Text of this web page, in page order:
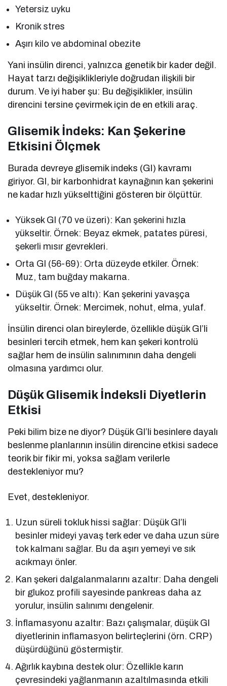
Yetersiz uyku
Kronik stres
Aşırı kilo ve abdominal obezite
Yani insülin direnci, yalnızca genetik bir kader değil.
Hayat tarzı değişiklikleriyle doğrudan ilişkili bir
durum. Ve iyi haber şu: Bu değişiklikler, insülin
direncini tersine çevirmek için de en etkili araç.
Glisemik İndeks: Kan Şekerine
Etkisini Ölçmek
Burada devreye glisemik indeks (GI) kavramı
giriyor. GI, bir karbonhidrat kaynağının kan şekerini
ne kadar hızlı yükselttiğini gösteren bir ölçüttür.
Yüksek GI (70 ve üzeri): Kan şekerini hızla
yükseltir. Örnek: Beyaz ekmek, patates püresi,
şekerli mısır gevrekleri.
Orta GI (56-69): Orta düzeyde etkiler. Örnek:
Muz, tam buğday makarna.
Düşük GI (55 ve altı): Kan şekerini yavaşça
yükseltir. Örnek: Mercimek, nohut, elma, yulaf.
İnsülin direnci olan bireylerde, özellikle düşük GI’li
besinleri tercih etmek, hem kan şekeri kontrolü
sağlar hem de insülin salınımının daha dengeli
olmasına yardımcı olur.
Düşük Glisemik İndeksli Diyetlerin
Etkisi
Peki bilim bize ne diyor? Düşük GI’li besinlere dayalı
beslenme planlarının insülin direncine etkisi sadece
teorik bir fikir mi, yoksa sağlam verilerle
destekleniyor mu?
Evet, destekleniyor.
Uzun süreli tokluk hissi sağlar: Düşük GI’li
besinler mideyi yavaş terk eder ve daha uzun süre
tok kalmanı sağlar. Bu da aşırı yemeyi ve sık
acıkmayı önler.
Kan şekeri dalgalanmalarını azaltır: Daha dengeli
bir glukoz profili sayesinde pankreas daha az
yorulur, insülin salınımı dengelenir.
İnflamasyonu azaltır: Bazı çalışmalar, düşük GI
diyetlerinin inflamasyon belirteçlerini (örn. CRP)
düşürdüğünü göstermiştir.
Ağırlık kaybına destek olur: Özellikle karın
çevresindeki yağlanmanın azaltılmasında etkili